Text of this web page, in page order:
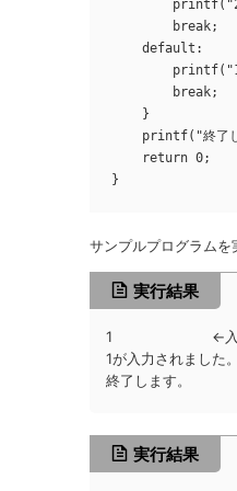
        break;
    default:
        break;
    }
printf("終了
    return 0;
}
サンプルプログラムを
実行結果
1 ←入力し
1が入力されました。
終了します。
実行結果